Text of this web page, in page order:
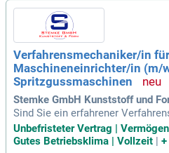
Erhalte bis zu 1000 € für
d entdecke deine Perspektiven
Verfahrensmechaniker/in
Maschineneinrichter/in (m/
Spritzgussmaschinen
Stemke GmbH Kunststoff und
Sind Sie ein erfahrener
ftechnik oder Kunststoff-
ns auch über Bewerbungen mit
Unbefristeter Vertrag |
Gutes Betriebsklima | Vollzeit | +